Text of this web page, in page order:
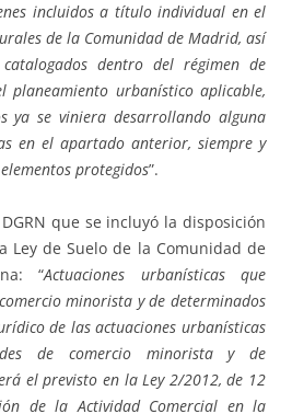
incluidos a título individual en el
de la Comunidad de Madrid, así
dentro del régimen de
planeamiento urbanístico aplicable,
ya se viniera desarrollando alguna
en el apartado anterior, siempre y
protegidos”.
que se incluyó la disposición
Ley de Suelo de la Comunidad de
“Actuaciones urbanísticas que
minorista y de determinados
de las actuaciones urbanísticas
de comercio minorista y de
el previsto en la Ley 2/2012, de 12
de la Actividad Comercial en la